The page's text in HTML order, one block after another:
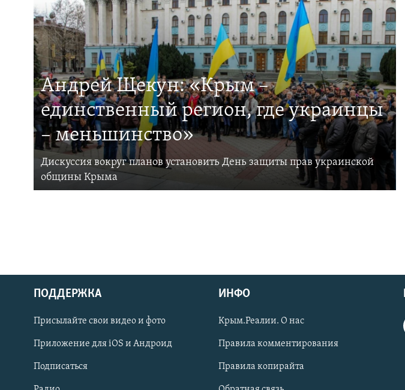
Українською
Qırımtatar
ПРИСОЕДИНЯЙТЕСЬ!
Андрей Щекун: «Крым –
единственный регион, где украинцы
– меньшинство»
Дискуссия вокруг планов установить День защиты прав украинской
общины Крыма
ПОДДЕРЖКА
Присылайте свои видео и фото
Приложение для iOS и Андроид
Подписаться
ИНФО
Крым.Реалии. О нас
Правила комментирования
Правила копирайта